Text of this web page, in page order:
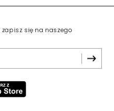
się na naszego